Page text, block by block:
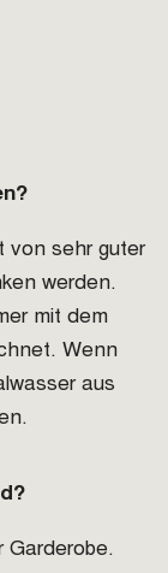
von sehr guter
werden.
mit dem
Wenn
aus
Garderobe.